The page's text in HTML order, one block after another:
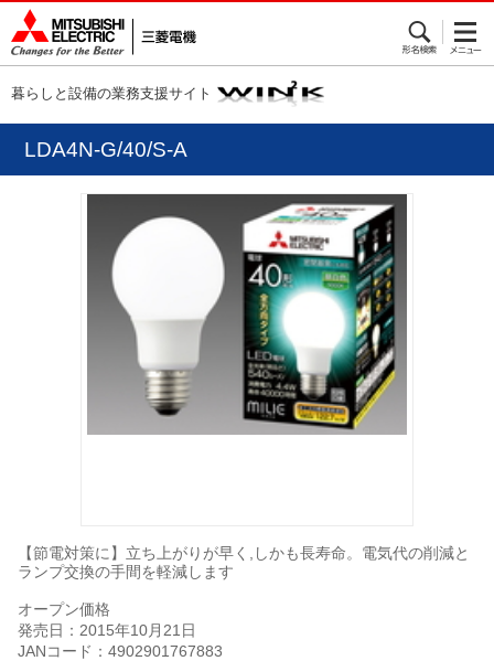
暮らしと設備の業務支援サイト
LDA4N-G/40/S-A
【節電対策に】立ち上がりが早く,しかも長寿命。電気代の削減と
ランプ交換の手間を軽減します
オープン価格
発売日：2015年10月21日
JANコード：4902901767883